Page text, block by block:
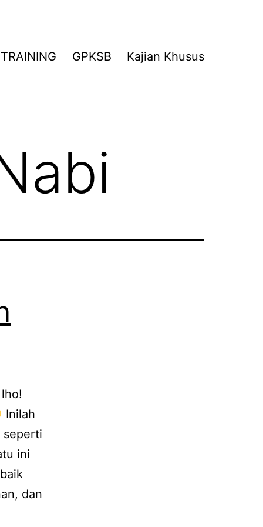
TRAINING GPKSB Kajian Khusus
Inilah
seperti
ini
dan